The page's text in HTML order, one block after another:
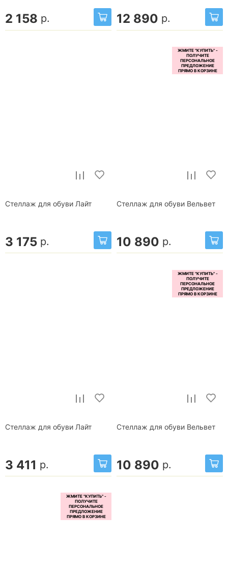
2 158 р. 12 890 р.
Стеллаж для обуви Лайт
3 175 р.
Стеллаж для обуви Вельвет
10 890 р.
Стеллаж для обуви Лайт
3 411 р.
Стеллаж для обуви Вельвет
10 890 р.